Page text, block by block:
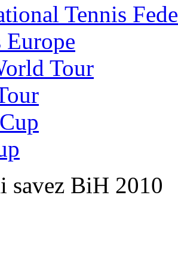
Tennis
Europe
Tour
savez BiH 2010